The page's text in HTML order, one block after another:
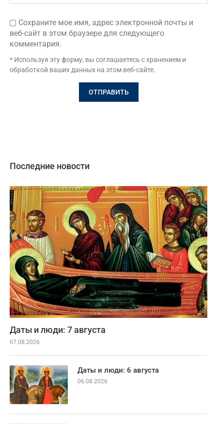
Сохраните мое имя, адрес электронной почты и
веб-сайт в этом браузере для следующего
комментария.
* Используя эту форму, вы соглашаетесь с хранением и
обработкой ваших данных на этом веб-сайте.
Последние новости
Даты и люди: 7 августа
07.08.2026
Даты и люди: 6 августа
06.08.2026